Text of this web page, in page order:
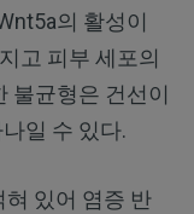
의 활성이
고 피부 세포의
불균형은 건선이
일 수 있다.
혀 있어 염증 반